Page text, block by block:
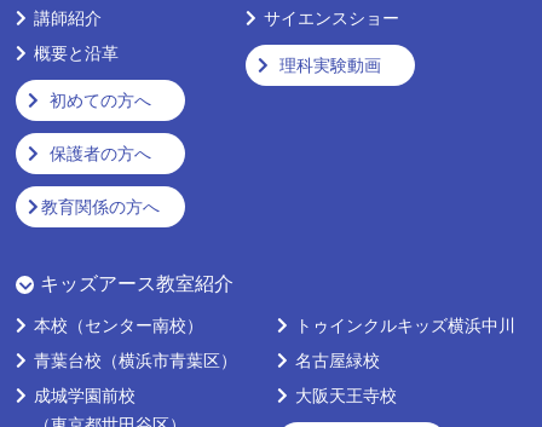
講師紹介
概要と沿革
初めての方へ
保護者の方へ
教育関係の方へ
サイエンスショー
理科実験動画
キッズアース教室紹介
本校 （センター南校）
青葉台校 （横浜市青葉区）
成城学園前校
トゥインクルキッズ横浜中川
名古屋緑校
大阪天王寺校